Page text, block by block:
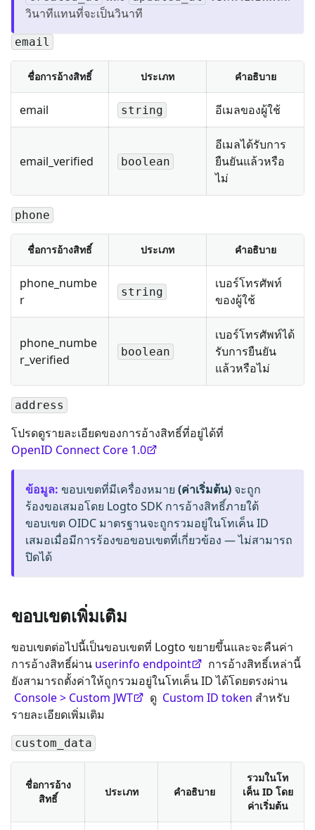
วินาทีแทนที่จะเป็นวินาที
email
ชื่อการอ้างสิทธิ์ ประเภท คำอธิบาย
email string อีเมลของผู้ใช้
email_verified boolean
อีเมลได้รับการ
ยืนยันแล้วหรือ
ไม่
phone
ชื่อการอ้างสิทธิ์ ประเภท คำอธิบาย
phone_numbe
r
string
เบอร์โทรศัพท์
ของผู้ใช้
phone_numbe
r_verified
boolean
เบอร์โทรศัพท์ได้
รับการยืนยัน
แล้วหรือไม่
address
โปรดดูรายละเอียดของการอ้างสิทธิ์ที่อยู่ได้ที่
OpenID Connect Core 1.0
ข้อมูล: ขอบเขตที่มีเครื่องหมาย (ค่าเริ่มต้น) จะถูก
ร้องขอเสมอโดย Logto SDK การอ้างสิทธิ์ภายใต้
ขอบเขต OIDC มาตรฐานจะถูกรวมอยู่ในโทเค็น ID
เสมอเมื่อมีการร้องขอขอบเขตที่เกี่ยวข้อง — ไม่สามารถ
ปิดได้
ขอบเขตเพิ่มเติม
ขอบเขตต่อไปนี้เป็นขอบเขตที่ Logto ขยายขึ้นและจะคืนค่า
การอ้างสิทธิ์ผ่าน userinfo endpoint
การอ้างสิทธิ์เหล่านี้
ยังสามารถตั้งค่าให้ถูกรวมอยู่ในโทเค็น ID ได้โดยตรงผ่าน
Console > Custom JWT
ดู Custom ID token สำหรับ
รายละเอียดเพิ่มเติม
custom_data
ชื่อการอ้าง
สิทธิ์
ประเภท คำอธิบาย
รวมในโท
เค็น ID โดย
ค่าเริ่มต้น